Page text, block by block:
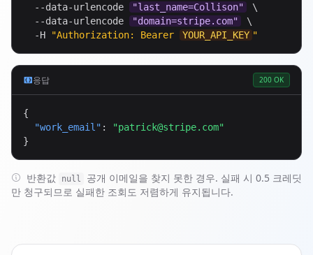
  --data-urlencode
"last_name=Collison"
\
  --data-urlencode
"domain=stripe.com"
\
  -H
"Authorization: Bearer YOUR_API_KEY "
응답 200 OK
{
"work_email" : "patrick@stripe.com"
}
반환값 null
공개 이메일을 찾지 못한 경우. 실패 시 0.5 크레딧
만 청구되므로 실패한 조회도 저렴하게 유지됩니다.